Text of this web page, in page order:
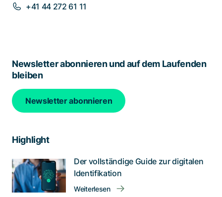
+41 44 272 61 11
Newsletter abonnieren und auf dem Laufenden
bleiben
Newsletter abonnieren
Highlight
Der vollständige Guide zur digitalen
Identifikation
Weiterlesen